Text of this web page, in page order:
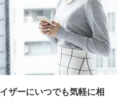
ザーにいつでも気軽に相